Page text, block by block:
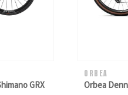
GRX
ORBEA
Orbea